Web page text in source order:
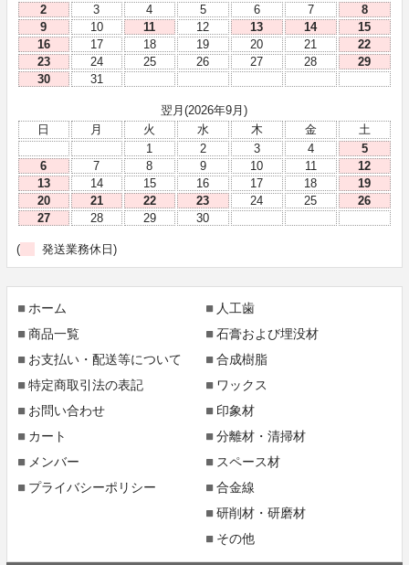
2
3 4 5 6 7
8
9
10 11 12 13 14
15
16
17 18 19 20 21
22
23
24 25 26 27 28
29
30
31
翌月(2026年9月)
日
月 火 水 木 金
土
1
2 3 4
5
6
7 8 9 10 11
12
13
14 15 16 17 18
19
20
21 22 23 24 25
26
27
28 29 30
( 発送業務休日)
ホーム
商品一覧
お支払い・配送等について
特定商取引法の表記
お問い合わせ
カート
メンバー
プライバシーポリシー
人工歯
石膏および埋没材
合成樹脂
ワックス
印象材
分離材・清掃材
スペース材
合金線
研削材・研磨材
その他